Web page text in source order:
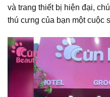
và trang thiết bị hiện đại,
thú cưng của bạn một cuộc